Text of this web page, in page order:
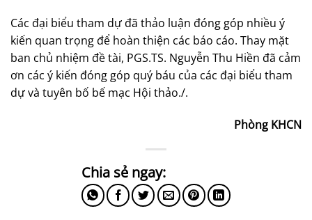
Các đại biểu tham dự đã thảo luận đóng góp nhiều ý
kiến quan trọng để hoàn thiện các báo cáo. Thay mặt
ban chủ nhiệm đề tài, PGS.TS. Nguyễn Thu Hiền đã cảm
ơn các ý kiến đóng góp quý báu của các đại biểu tham
dự và tuyên bố bế mạc Hội thảo./.
Phòng KHCN